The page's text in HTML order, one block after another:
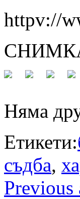
httpv://
Няма
Етикети:
съдба,
Previous